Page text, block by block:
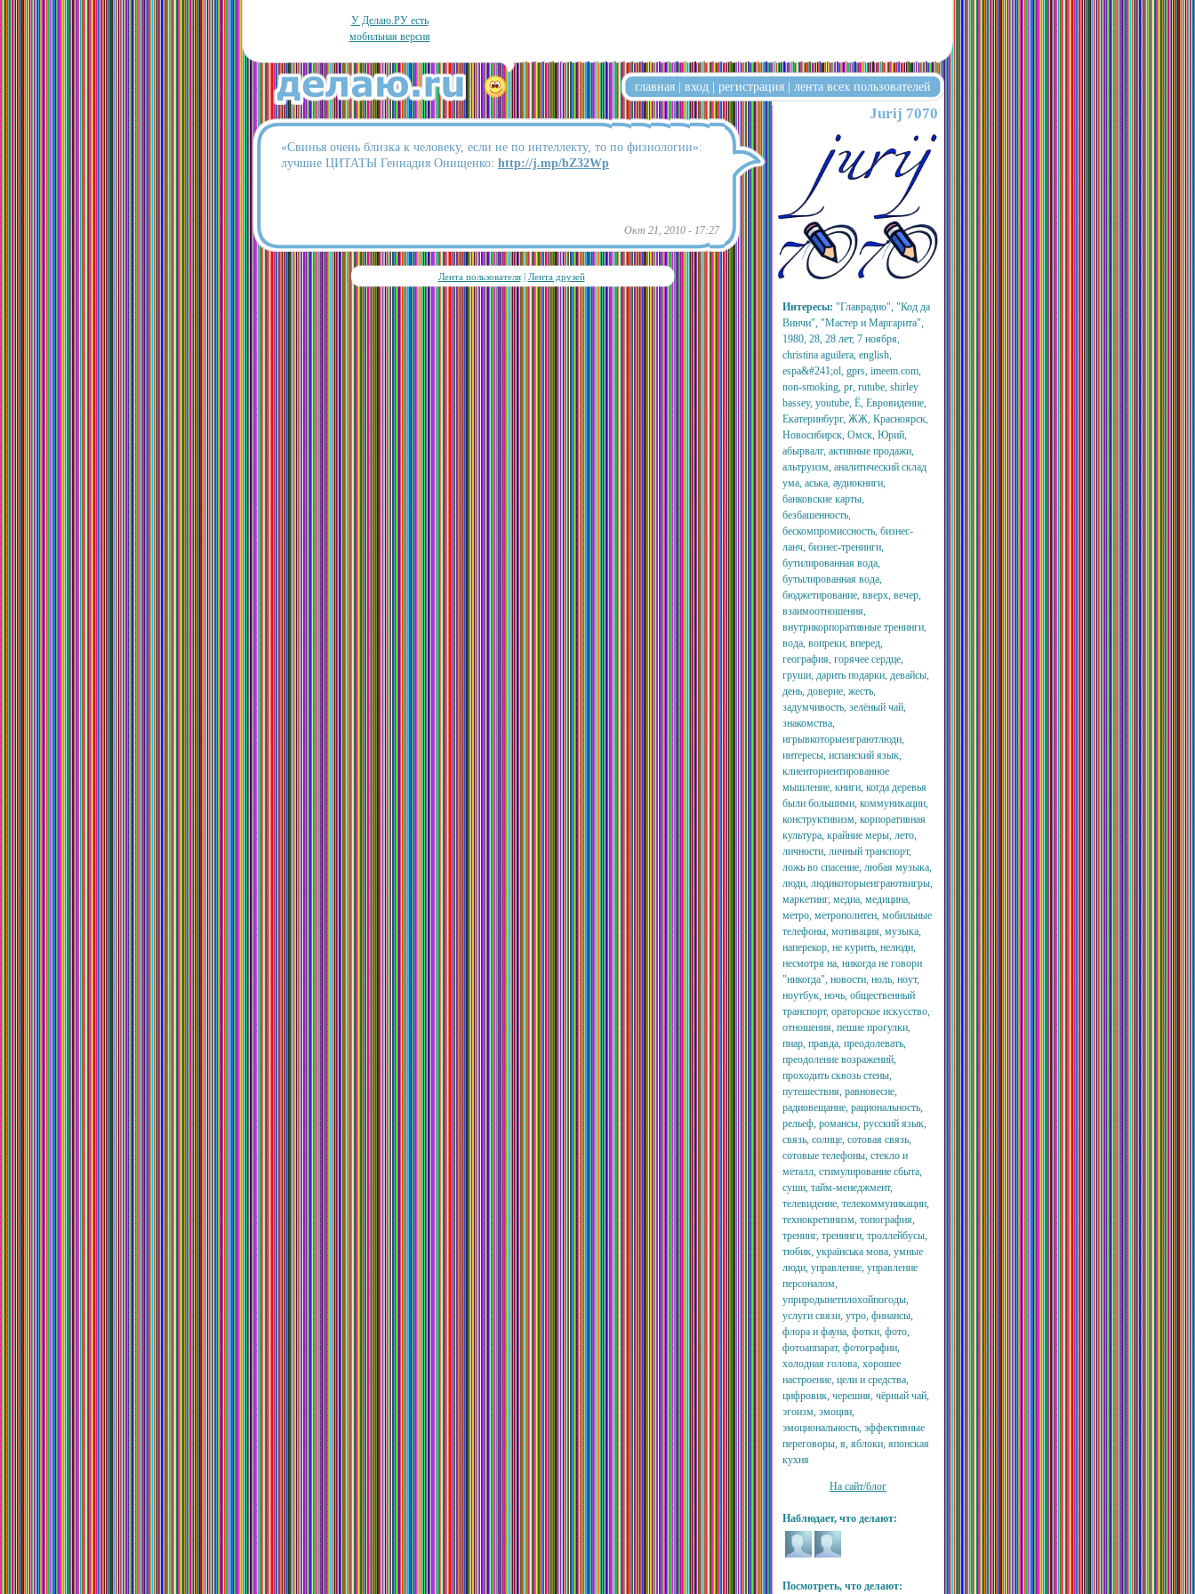
У Делаю.РУ есть
мобильная версия
главная | вход | регистрация | лента всех пользователей
«Свинья очень близка к человеку, если не по интеллекту, то по физиологии»:
лучшие ЦИТАТЫ Геннадия Онищенко: http://j.mp/bZ32Wp
Окт 21, 2010 - 17:27
Лента пользователя| Лента друзей
Jurij 7070
Интересы: "Главрадио", "Код да
Винчи", "Мастер и Маргарита",
1980, 28, 28 лет, 7 ноября,
christina aguilera, english,
espa&#241;ol, gprs, imeem.com,
non-smoking, pr, rutube, shirley
bassey, youtube, Ё, Евровидение,
Екатеринбург, ЖЖ, Красноярск,
Новосибирск, Омск, Юрий,
абырвалг, активные продажи,
альтруизм, аналитический склад
ума, аська, аудиокниги,
банковские карты,
безбашенность,
бескомпромиссность, бизнес-
ланч, бизнес-тренинги,
бутилированная вода,
бутылированная вода,
бюджетирование, вверх, вечер,
взаимоотношения,
внутрикорпоративные тренинги,
вода, вопреки, вперед,
география, горячее сердце,
груши, дарить подарки, девайсы,
день, доверие, жесть,
задумчивость, зелёный чай,
знакомства,
игрывкоторыеиграютлюди,
интересы, испанский язык,
клиенториентированное
мышление, книги, когда деревья
были большими, коммуникации,
конструктивизм, корпоративная
культура, крайние меры, лето,
личности, личный транспорт,
ложь во спасение, любая музыка,
люди, людикоторыеиграютвигры,
маркетинг, медиа, медицина,
метро, метрополитен, мобильные
телефоны, мотивация, музыка,
наперекор, не курить, нелюди,
несмотря на, никогда не говори
"никогда", новости, ноль, ноут,
ноутбук, ночь, общественный
транспорт, ораторское искусство,
отношения, пешие прогулки,
пиар, правда, преодолевать,
преодоление возражений,
проходить сквозь стены,
путешествия, равновесие,
радиовещание, рациональность,
рельеф, романсы, русский язык,
связь, солнце, сотовая связь,
сотовые телефоны, стекло и
металл, стимулирование сбыта,
суши, тайм-менеджмент,
телевидение, телекоммуникации,
технокретинизм, топография,
тренинг, тренинги, троллейбусы,
тюбик, українська мова, умные
люди, управление, управление
персоналом,
уприродынетплохойпогоды,
услуги связи, утро, финансы,
флора и фауна, фотки, фото,
фотоаппарат, фотографии,
холодная голова, хорошее
настроение, цели и средства,
цифровик, черешня, чёрный чай,
эгоизм, эмоции,
эмоциональность, эффективные
переговоры, я, яблоки, японская
кухня
На сайт/блог
Наблюдает, что делают:
Посмотреть, что делают: